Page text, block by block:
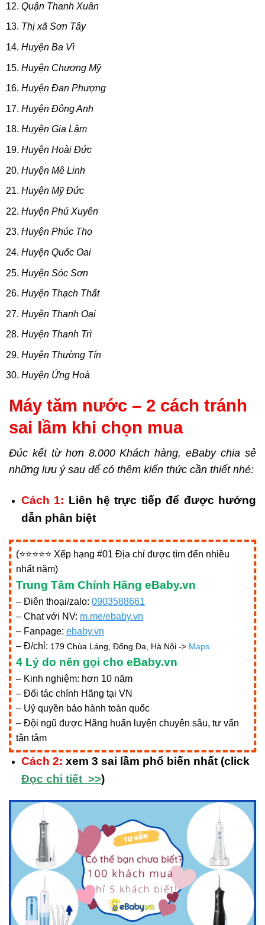
Quận Thanh Xuân
Thị xã Sơn Tây
Huyện Ba Vì
Huyện Chương Mỹ
Huyện Đan Phượng
Huyện Đông Anh
Huyện Gia Lâm
Huyện Hoài Đức
Huyện Mê Linh
Huyện Mỹ Đức
Huyện Phú Xuyên
Huyện Phúc Thọ
Huyện Quốc Oai
Huyện Sóc Sơn
Huyện Thạch Thất
Huyện Thanh Oai
Huyện Thanh Trì
Huyện Thường Tín
Huyện Ứng Hoà
Máy tăm nước – 2 cách tránh
sai lầm khi chọn mua
Đúc kết từ hơn 8.000 Khách hàng, eBaby chia sẻ
những lưu ý sau để có thêm kiến thức cần thiết nhé:
Cách 1: Liên hệ trực tiếp để được hướng
dẫn phân biệt
(⭐⭐⭐⭐⭐ Xếp hạng #01 Địa chỉ được tìm đến nhiều
nhất năm)
Trung Tâm Chính Hãng eBaby.vn
– Điên thoại/zalo: 0903588661
– Chat với NV: m.me/ebaby.vn
– Fanpage: ebaby.vn
– Đ/chỉ: 179 Chùa Láng, Đống Đa, Hà Nội -> Maps
4 Lý do nên gọi cho eBaby.vn
– Kinh nghiệm: hơn 10 năm
– Đối tác chính Hãng tại VN
– Uỷ quyền bảo hành toàn quốc
– Đội ngũ được Hãng huấn luyện chuyên sâu, tư vấn
tận tâm
Cách 2: xem 3 sai lầm phổ biến nhất (click
Đọc chi tiết >>)